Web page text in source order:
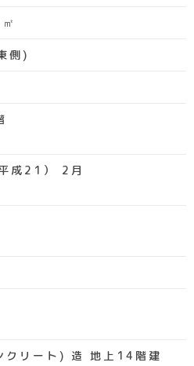
側)
成21） 2月
クリート) 造 地上14階建